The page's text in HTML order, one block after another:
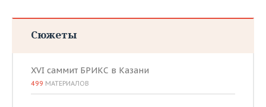
Сюжеты
XVI саммит БРИКС в Казани
499 МАТЕРИАЛОВ